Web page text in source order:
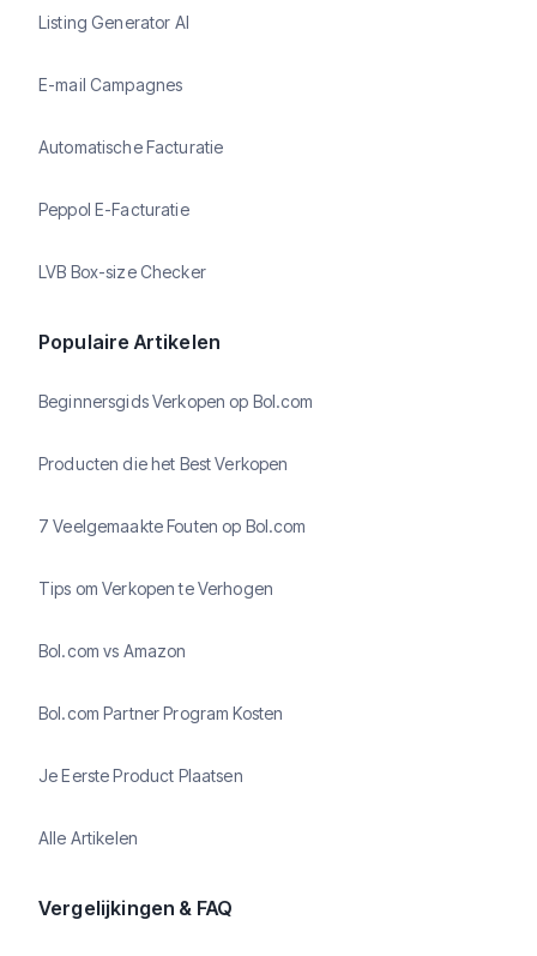
Listing Generator AI
E-mail Campagnes
Automatische Facturatie
Peppol E-Facturatie
LVB Box-size Checker
Populaire Artikelen
Beginnersgids Verkopen op Bol.com
Producten die het Best Verkopen
7 Veelgemaakte Fouten op Bol.com
Tips om Verkopen te Verhogen
Bol.com vs Amazon
Bol.com Partner Program Kosten
Je Eerste Product Plaatsen
Alle Artikelen
Vergelijkingen & FAQ